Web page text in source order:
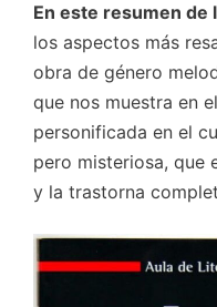
En este resumen de
los aspectos más
obra de género
que nos muestra en
personificada en el
pero misteriosa, que
y la trastorna